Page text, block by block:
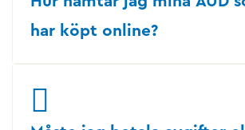
har köpt online?